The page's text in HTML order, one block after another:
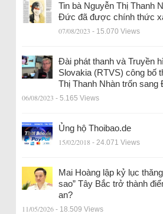
Tin bà Nguyễn Thị Thanh
Đức đã được chính thức
07/08/2023 - 15.070 Views
Đài phát thanh và Truyền
Slovakia (RTVS) công bố
Thị Thanh Nhàn trốn sang
06/08/2023 - 5.165 Views
Ủng hộ Thoibao.de
15/02/2018 - 24.071 Views
Mai Hoàng lập kỷ lục
sao” Tây Bắc trở thành
an?
11/05/2026 - 18.509 Views